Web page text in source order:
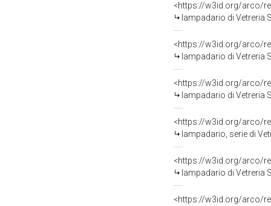
<https://w3id.org/arco/
lampadario di Vetreria
<https://w3id.org/arco/
lampadario di Vetreria
<https://w3id.org/arco/
lampadario di Vetreria
<https://w3id.org/arco/
lampadario, serie di
<https://w3id.org/arco/
lampadario di Vetreria
<https://w3id.org/arco/